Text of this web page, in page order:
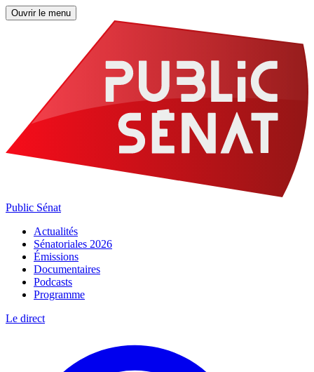
Ouvrir le menu
Public Sénat
Actualités
Sénatoriales 2026
Émissions
Documentaires
Podcasts
Programme
Le direct